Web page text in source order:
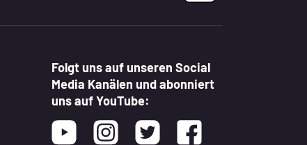
Folgt uns auf unseren Social
Media Kanälen und abonniert
uns auf YouTube:
Youtube InstagramTwitter Facebook